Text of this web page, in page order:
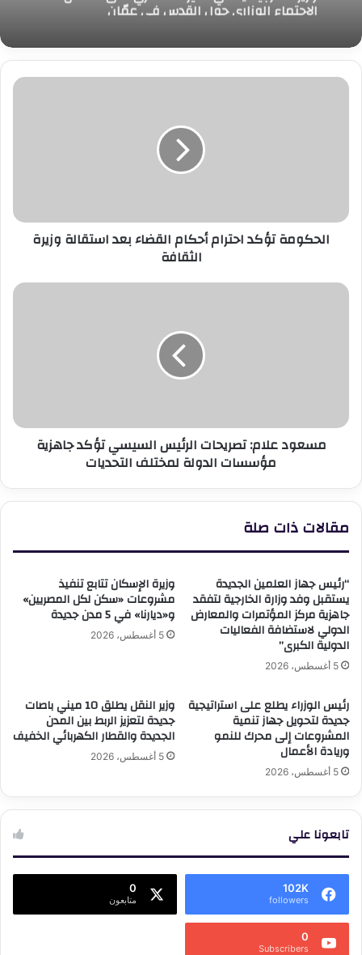
وزير الخارجية يلتقي نظيره القطري على هامش
وزير العدل يجري زيارة مفاجئة لمحكمة شمال
ومراجعة
الحكومة
الثقافة
الحكومة تؤكد احترام أحكام القضاء بعد استقالة وزيرة
الثقافة
مسعود
الدولة
لمختلفمسعود علام: تصريحات الرئيس السيسي تؤكد جاهزية
مؤسسات الدولة لمختلف التحديات
مقالات ذات صلة
“رئيس جهاز العلمين الجديدة
يستقبل وفد وزارة الخارجية لتفقد
جاهزية مركز المؤتمرات والمعارض
الدولي لاستضافة الفعاليات
الدولية الكبرى”
5 أغسطس، 2026
وزيرة الإسكان تتابع تنفيذ
مشروعات «سكن لكل المصريين»
و«ديارنا» في 5 مدن جديدة
5 أغسطس، 2026
رئيس الوزراء يطلع على استراتيجية
جديدة لتحويل جهاز تنمية
المشروعات إلى محرك للنمو
وريادة الأعمال
5 أغسطس، 2026
وزير النقل يطلق 10 ميني باصات
جديدة لتعزيز الربط بين المدن
الجديدة والقطار الكهربائي الخفيف
5 أغسطس، 2026
تابعونا علي
102K
followers
0
متابعون
0
Subscribers